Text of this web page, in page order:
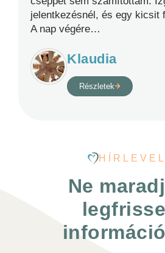
jelentkezésnél, és egy kicsit
A nap végére…
Klaudia
Részletek
Ne